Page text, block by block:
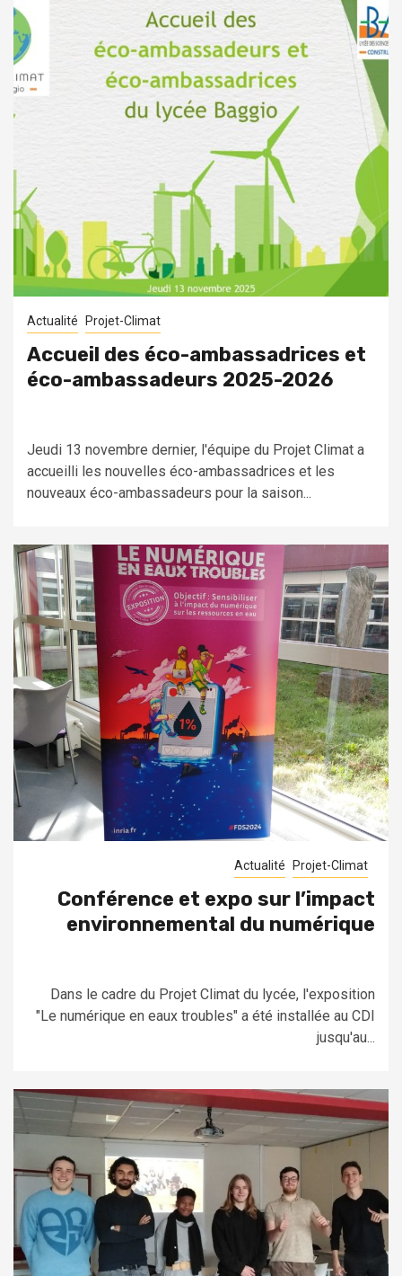
Actualité Projet-Climat
Accueil des éco-ambassadrices et
éco-ambassadeurs 2025-2026
Jeudi 13 novembre dernier, l'équipe du Projet Climat a
accueilli les nouvelles éco-ambassadrices et les
nouveaux éco-ambassadeurs pour la saison...
Actualité Projet-Climat
Conférence et expo sur l’impact
environnemental du numérique
Dans le cadre du Projet Climat du lycée, l'exposition
"Le numérique en eaux troubles" a été installée au CDI
jusqu'au...